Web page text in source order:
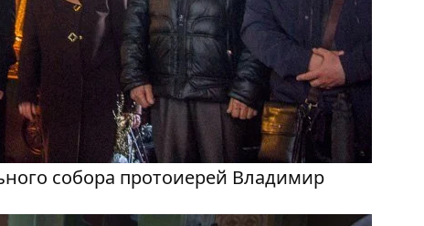
собора протоиерей Владимир